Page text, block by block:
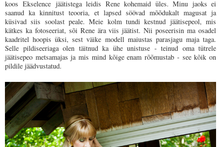
koosEkselence jäätistega leidis Rene kohemaid üles. Minu jaoks ei
saanud ka kinnitust teooria, et lapsed söövad mõõdukalt magusat ja
küsivad siis soolast peale. Meie kolm tundi kestnud jäätisepeol, mis
kätkes ka fotoseeriat, sõi Rene ära viis jäätist. Nii poseerisin ma osadel
kaadritel hoopis üksi, sest väike modell maiustas parasjagu maja taga.
Selle pildiseeriaga olen täitnud ka ühe unistuse - teinud oma tütrele
jäätisepeo metsamajas ja mis mind kõige enam rõõmustab - see kõik on
pildile jäädvustatud.